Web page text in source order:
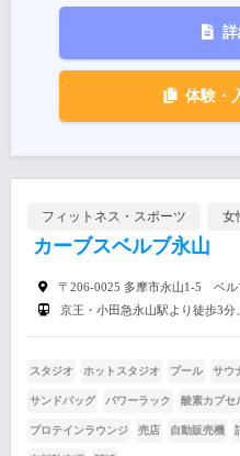
体験・
フィットネス・スポーツ 女
カーブスベルブ永山
〒206-0025 多摩市永山1-5 ベル
京王・小田急永山駅より徒歩3分
スタジオ ホットスタジオ プール サウ
サンドバッグ パワーラック 酸素カプセ
プロテインラウンジ 売店 自動販売機